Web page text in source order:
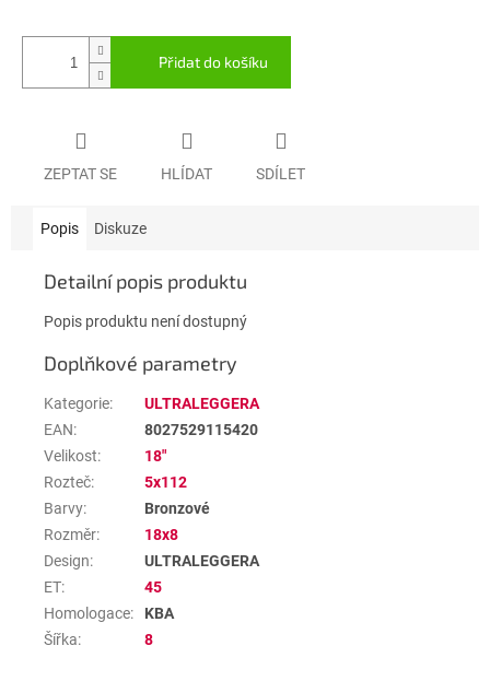
Přidat do košíku
ZEPTAT SE HLÍDAT SDÍLET
Popis Diskuze
Detailní popis produktu
Popis produktu není dostupný
Doplňkové parametry
Kategorie:
ULTRALEGGERA
EAN:
8027529115420
Velikost:
18"
Rozteč:
5x112
Barvy:
Bronzové
Rozměr:
18x8
Design:
ULTRALEGGERA
ET:
45
Homologace:
KBA
Šířka: 8